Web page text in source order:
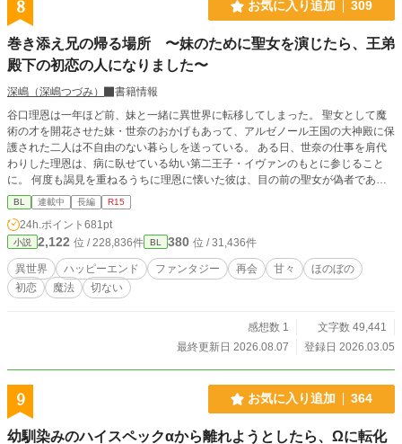
8 お気に入り追加 309
巻き添え兄の帰る場所 〜妹のために聖女を演じたら、王弟
殿下の初恋の人になりました〜
深嶋（深嶋つづみ）
書籍情報
谷口理恩は一年ほど前、妹と一緒に異世界に転移してしまった。 聖女として魔
術の才を開花させた妹・世奈のおかげもあって、アルゼノール王国の大神殿に保
護された二人は不自由のない暮らしを送っている。 ある日、世奈の仕事を肩代
わりした理恩は、病に臥せている幼い第二王子・イヴァンのもとに参じること
に。 何度も謁見を重ねるうちに理恩に懐いた彼は、目の前の聖女が偽者である
ことに気付かぬまま、やがて理恩に求愛するが……。 数年後、アルゼノール王
国を出て世界中を巡っていた理恩は、とある国でイヴァンと再会する。 彼の知
る聖女は自分だったのだと言い出せぬまま、理恩はイヴァンと交流を続けること
になって――？ ☆旧タイトル『聖女を演じた巻き添え兄は、王弟殿下の求愛か
ら逃げられない』から改題しました(3/25)
BL 連載中 長編 R15
24h.ポイント 681pt
小説 2,122 位 / 228,836件 BL 380 位 / 31,436件
異世界 ハッピーエンド ファンタジー 再会 甘々
ほのぼの
初恋
魔法 切ない
感想数 1
文字数 49,441
最終更新日 2026.08.07
登録日 2026.03.05
9 お気に入り追加 364
幼馴染みのハイスペックαから離れようとしたら、Ωに転化